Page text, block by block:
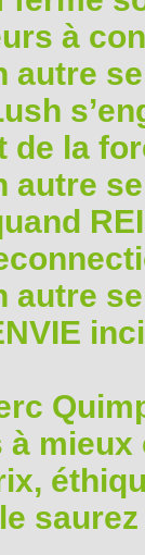
à
autre
de la
autre
autre